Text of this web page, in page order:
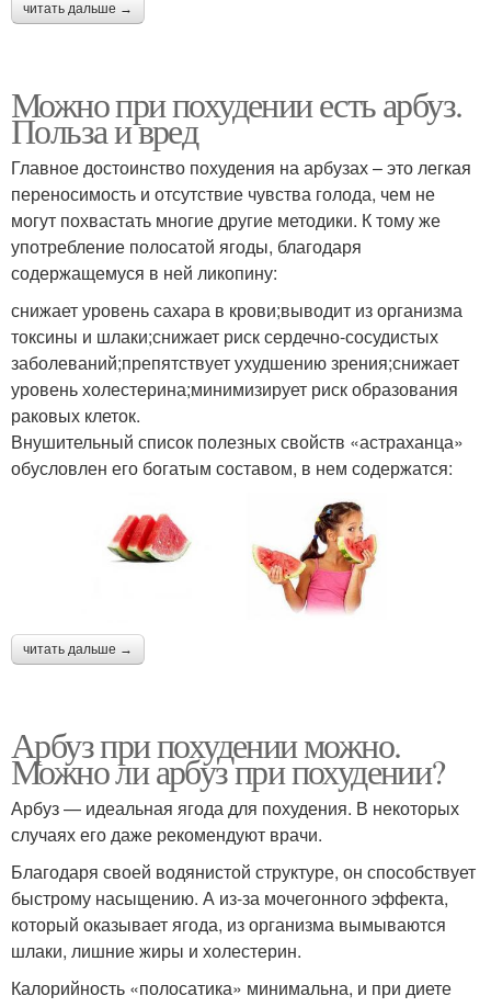
читать дальше →
Можно при похудении есть арбуз.
Польза и вред
Главное достоинство похудения на арбузах – это легкая
переносимость и отсутствие чувства голода, чем не
могут похвастать многие другие методики. К тому же
употребление полосатой ягоды, благодаря
содержащемуся в ней ликопину:
снижает уровень сахара в крови;выводит из организма
токсины и шлаки;снижает риск сердечно-сосудистых
заболеваний;препятствует ухудшению зрения;снижает
уровень холестерина;минимизирует риск образования
раковых клеток.
Внушительный список полезных свойств «астраханца»
обусловлен его богатым составом, в нем содержатся:
читать дальше →
Арбуз при похудении можно.
Можно ли арбуз при похудении?
Арбуз — идеальная ягода для похудения. В некоторых
случаях его даже рекомендуют врачи.
Благодаря своей водянистой структуре, он способствует
быстрому насыщению. А из-за мочегонного эффекта,
который оказывает ягода, из организма вымываются
шлаки, лишние жиры и холестерин.
Калорийность «полосатика» минимальна, и при диете